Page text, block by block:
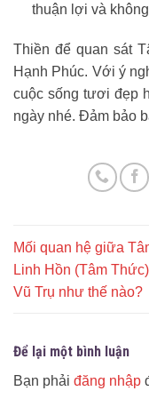
thuận lợi và
Thiền để quan sát
Hạnh Phúc. Với ý
cuộc sống tươi đẹp
ngày nhé. Đảm bảo
Mối quan hệ giữa
Linh Hồn (Tâm
Vũ Trụ như thế nào?
Để lại một bình luận
Bạn phải đăng nhập